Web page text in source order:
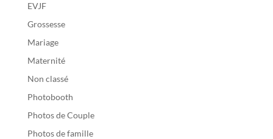
EVJF
Grossesse
Mariage
Maternité
Non classé
Photobooth
Photos de Couple
Photos de famille